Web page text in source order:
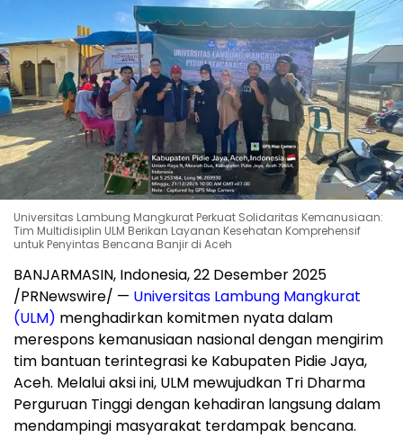
Universitas Lambung Mangkurat Perkuat Solidaritas Kemanusiaan:
Tim Multidisiplin ULM Berikan Layanan Kesehatan Komprehensif
untuk Penyintas Bencana Banjir di Aceh
BANJARMASIN, Indonesia,22 Desember 2025
/PRNewswire/ — Universitas Lambung Mangkurat
(ULM) menghadirkan komitmen nyata dalam
merespons kemanusiaan nasional dengan mengirim
tim bantuan terintegrasi ke Kabupaten Pidie Jaya,
Aceh. Melalui aksi ini, ULM mewujudkan Tri Dharma
Perguruan Tinggi dengan kehadiran langsung dalam
mendampingi masyarakat terdampak bencana.